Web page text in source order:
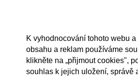
K vyhodnocování tohoto webu
obsahu a reklam používáme
klikněte na „přijmout cookies",
souhlas k jejich uložení, správě